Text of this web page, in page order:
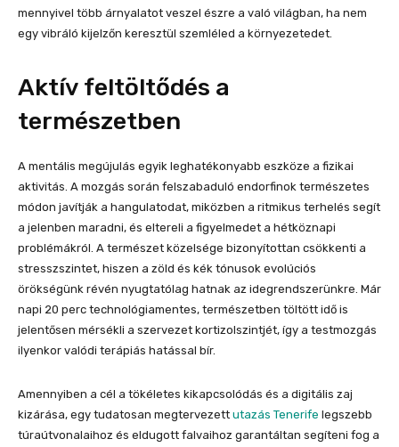
mennyivel több árnyalatot veszel észre a való világban, ha nem
egy vibráló kijelzőn keresztül szemléled a környezetedet.
Aktív feltöltődés a
természetben
A mentális megújulás egyik leghatékonyabb eszköze a fizikai
aktivitás. A mozgás során felszabaduló endorfinok természetes
módon javítják a hangulatodat, miközben a ritmikus terhelés segít
a jelenben maradni, és eltereli a figyelmedet a hétköznapi
problémákról. A természet közelsége bizonyítottan csökkenti a
stresszszintet, hiszen a zöld és kék tónusok evolúciós
örökségünk révén nyugtatólag hatnak az idegrendszerünkre. Már
napi 20 perc technológiamentes, természetben töltött idő is
jelentősen mérsékli a szervezet kortizolszintjét, így a testmozgás
ilyenkor valódi terápiás hatással bír.
Amennyiben a cél a tökéletes kikapcsolódás és a digitális zaj
kizárása, egy tudatosan megtervezett utazás Tenerife legszebb
túraútvonalaihoz és eldugott falvaihoz garantáltan segíteni fog a